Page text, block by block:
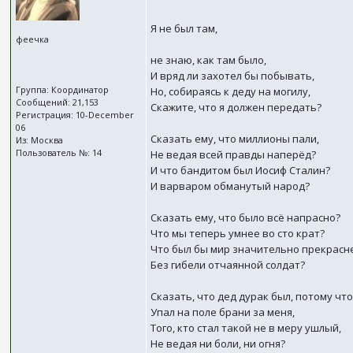
феечка
Группа: Координатор
Сообщений: 21,153
Регистрация: 10-December
06
Из: Москва
Пользователь №: 14
Я не был там,
не знаю, как там было,
И вряд ли захотел бы побывать,
Но, собираясь к деду на могилу,
Скажите, что я должен передать?
Сказать ему, что миллионы пали,
Не ведая всей правды наперёд?
И что бандитом был Иосиф Сталин?
И варваром обманутый народ?
Сказать ему, что было всё напрасно?
Что мы теперь умнее во сто крат?
Что был бы мир значительно
Без гибели отчаянной солдат?
Сказать, что дед дурак был, потому что
Упал на поле брани за меня,
Того, кто стал такой не в меру ушлый,
Не ведая ни боли, ни огня?